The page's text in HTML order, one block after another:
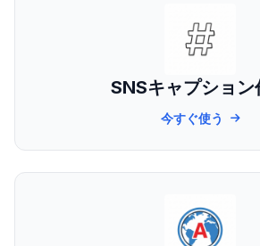
SNSキャプション
今すぐ使う